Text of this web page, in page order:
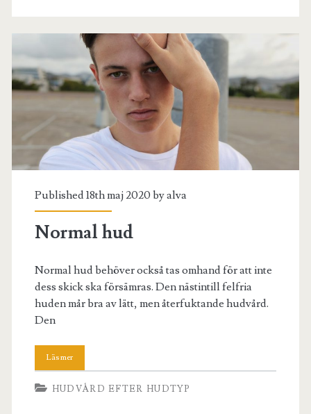
Published 18th maj 2020 byalva
Normal hud
Normal hud behöver också tas omhand för att inte
dess skick ska försämras. Den nästintill felfria
huden mår bra av lätt, men återfuktande hudvård.
Den
HUDVÅRD EFTER HUDTYP